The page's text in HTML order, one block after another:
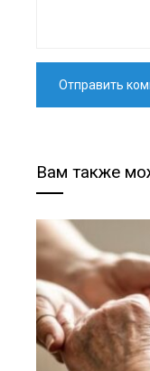
Вам также